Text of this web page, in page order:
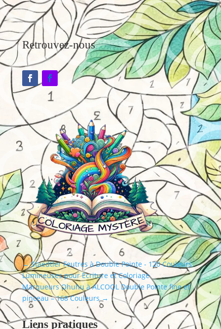
Retrouvez-nous
←Staedtler Feutres à Double Pointe - 120 Couleurs
Lumineuses pour Écriture et Coloriage
Marqueurs Ohuhu à ALCOOL Double Pointe fine et
pinceau – 168 Couleurs →
Liens pratiques